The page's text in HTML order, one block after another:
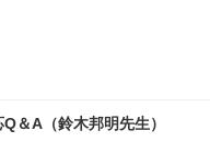
＆A（鈴木邦明先生）